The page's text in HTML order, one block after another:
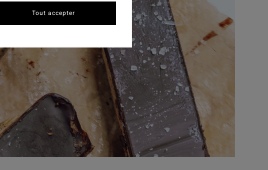
Tout accepter